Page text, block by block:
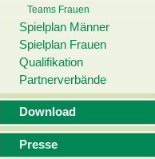
Teams Frauen
Spielplan Männer
Spielplan Frauen
Qualifikation
Partnerverbände
Download
Presse